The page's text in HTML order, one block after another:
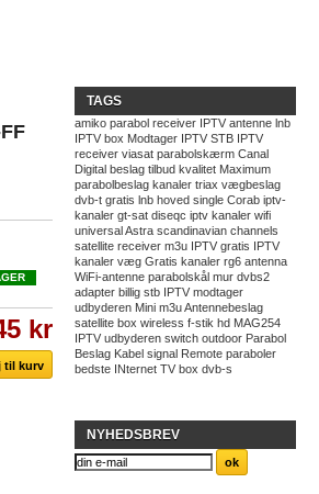
kr
TAGS
amiko parabol receiver IPTV antenne lnb
IPTV box Modtager IPTV STB IPTV
receiver viasat parabolskærm Canal
Digital beslag tilbud kvalitet Maximum
parabolbeslag kanaler triax vægbeslag
dvb-t gratis lnb hoved single Corab iptv-
kanaler gt-sat diseqc iptv kanaler wifi
universalAstra scandinavian channels
satellite receiver m3u IPTV gratis IPTV
kanaler væg Gratis kanaler rg6 antenna
WiFi-antenne parabolskål mur dvbs2
adapter billig stb IPTV modtager
udbyderen Mini m3uAntennebeslag
satellite box wireless f-stik hd MAG254
IPTV udbyderen switch outdoor Parabol
Beslag Kabel signal Remote paraboler
bedste INternet TV box dvb-s
NYHEDSBREV